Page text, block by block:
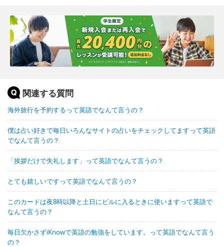
関連する質問
海外旅行を予約するって英語でなんて言うの？
僕は占い好きで毎日いろんなサイトの占いをチェックしてますって英語
でなんて言うの？
「挨拶だけで失礼します」って英語でなんて言うの？
とても嬉しいですって英語でなんて言うの？
このカードは夜8時以降と土日にビルに入るときに使いますって英語で
なんて言うの？
毎日欠かさずiKnowで英語の勉強をしています。って英語でなんて言う
の？